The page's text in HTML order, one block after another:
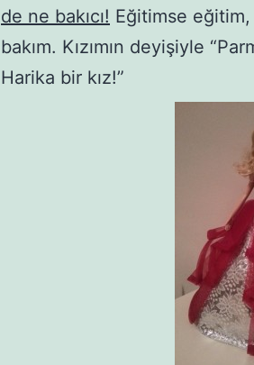
de ne bakıcı! Eğitimse
bakım. Kızımın deyişiyle
Harika bir kız!”